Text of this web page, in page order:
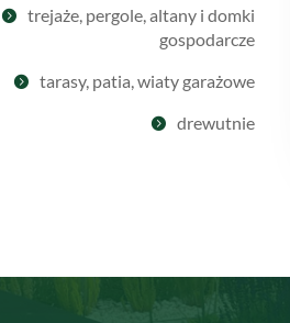

trejaże, pergole, altany i domki
gospodarcze
 tarasy, patia, wiaty garażowe
 drewutnie